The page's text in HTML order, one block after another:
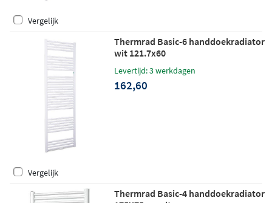
Vergelijk
Thermrad Basic-6 handdoekradiator
wit 121.7x60
Levertijd: 3 werkdagen
162,60
Vergelijk
Thermrad Basic-4 handdoekradiator